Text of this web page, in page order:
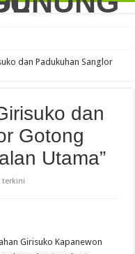
LDII Gunungkidul Gelar FGD
Hukum Jadi Bekal
Bakti untuk Negeri 2026
Jumat Bersih, Dorong
Keilmuan Agama
Ekosistem Ekonomi
dan Remaja, Perkuat Strategi
dan Padukuhan Sanglor
dan
Gotong
Utama”
terkini
Girisuko Kapanewon